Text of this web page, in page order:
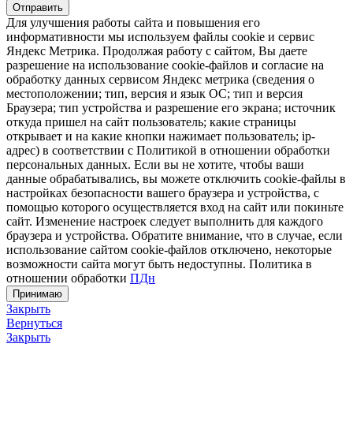
Отправить
Для улучшения работы сайта и повышения его
информативности мы используем файлы cookie и сервис
Яндекс Метрика. Продолжая работу с сайтом, Вы даете
разрешение на использование cookie-файлов и согласие на
обработку данных сервисом Яндекс метрика (сведения о
местоположении; тип, версия и язык ОС; тип и версия
Браузера; тип устройства и разрешение его экрана; источник
откуда пришел на сайт пользователь; какие страницы
открывает и на какие кнопки нажимает пользователь; ip-
адрес) в соответствии с Политикой в отношении обработки
персональных данных. Если вы не хотите, чтобы ваши
данные обрабатывались, вы можете отключить cookie-файлы в
настройках безопасности вашего браузера и устройства, с
помощью которого осуществляется вход на сайт или покиньте
сайт. Изменение настроек следует выполнить для каждого
браузера и устройства. Обратите внимание, что в случае, если
использование сайтом cookie-файлов отключено, некоторые
возможности сайта могут быть недоступны. Политика в
отношении обработки ПДн
Принимаю
Закрыть
Вернуться
Закрыть